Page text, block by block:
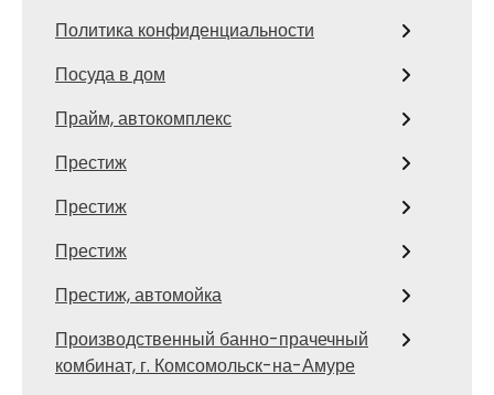
Политика конфиденциальности
Посуда в дом
Прайм, автокомплекс
Престиж
Престиж
Престиж
Престиж, автомойка
Производственный банно-прачечный
комбинат, г. Комсомольск-на-Амуре